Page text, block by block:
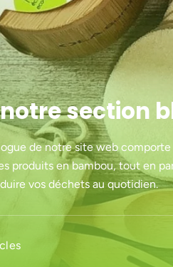
section
de notre site web comporte
produits en bambou, tout en
vos déchets au quotidien.